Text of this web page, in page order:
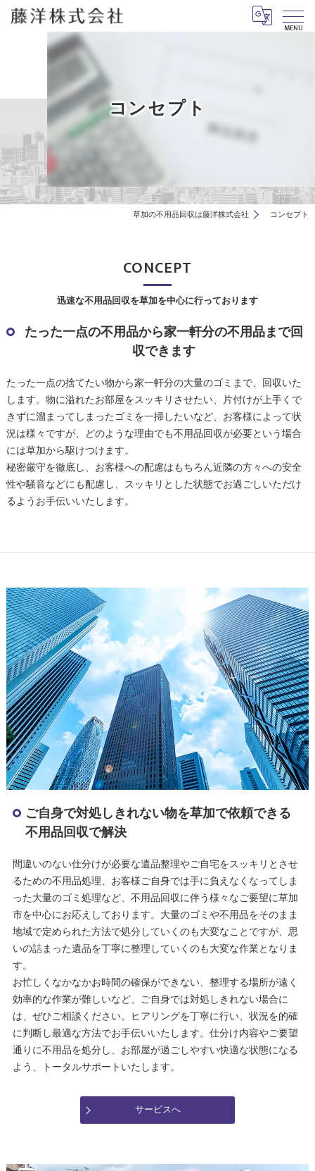
MENU
コンセプト
草加の不用品回収は藤洋株式会社 コンセプト
迅速な不用品回収を草加を中心に行っております
CONCEPT
たった一点の不用品から家一軒分の不用品まで回
収できます
たった一点の捨てたい物から家一軒分の大量のゴミまで、回収いた
します。物に溢れたお部屋をスッキリさせたい、片付けが上手くで
きずに溜まってしまったゴミを一掃したいなど、お客様によって状
況は様々ですが、どのような理由でも不用品回収が必要という場合
には草加から駆けつけます。
秘密厳守を徹底し、お客様への配慮はもちろん近隣の方々への安全
性や騒音などにも配慮し、スッキリとした状態でお過ごしいただけ
るようお手伝いいたします。
ご自身で対処しきれない物を草加で依頼できる
不用品回収で解決
間違いのない仕分けが必要な遺品整理やご自宅をスッキリとさせ
るための不用品処理、お客様ご自身では手に負えなくなってしま
った大量のゴミ処理など、不用品回収に伴う様々なご要望に草加
市を中心にお応えしております。大量のゴミや不用品をそのまま
地域で定められた方法で処分していくのも大変なことですが、思
いの詰まった遺品を丁寧に整理していくのも大変な作業となりま
す。
お忙しくなかなかお時間の確保ができない、整理する場所が遠く
効率的な作業が難しいなど、ご自身では対処しきれない場合に
は、ぜひご相談ください。ヒアリングを丁寧に行い、状況を的確
に判断し最適な方法でお手伝いいたします。仕分け内容やご要望
通りに不用品を処分し、お部屋が過ごしやすい快適な状態になる
よう、トータルサポートいたします。
サービスへ